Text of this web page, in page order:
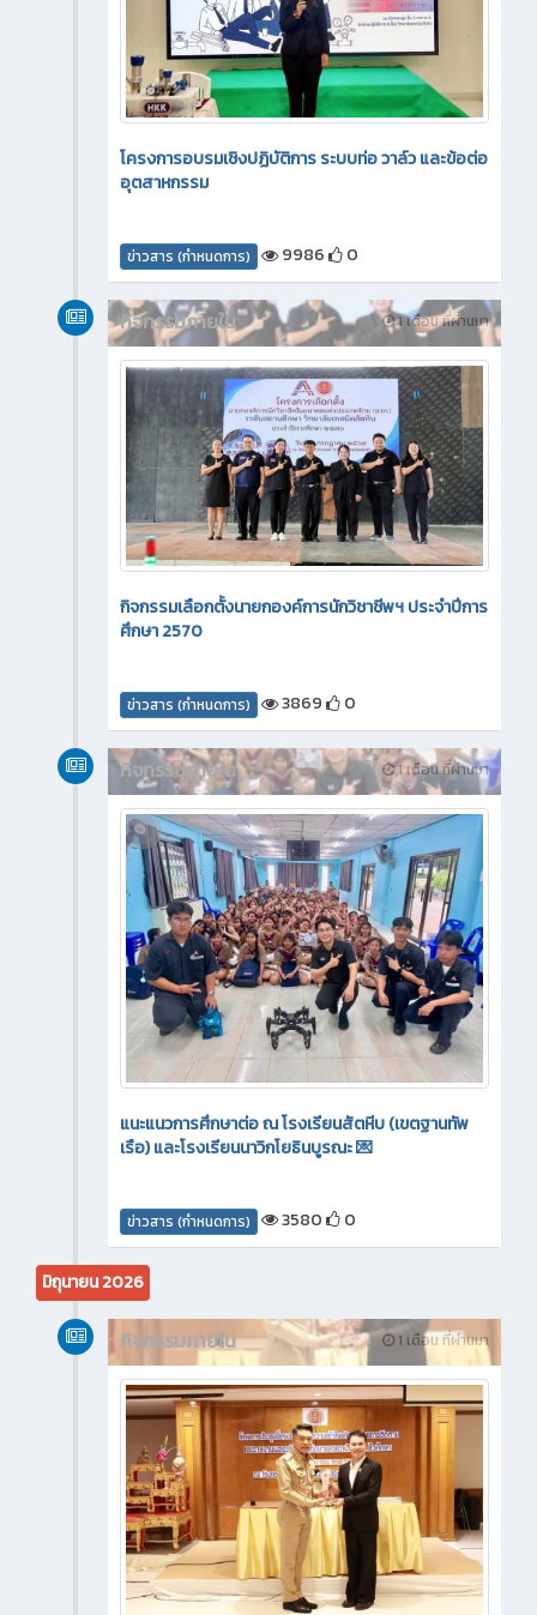
โครงการอบรมเชิงปฏิบัติการ ระบบท่อ วาล์ว และข้อต่อ
อุตสาหกรรม
ข่าวสาร (กำหนดการ) 9986 0
1 เดือน ที่ผ่านมา
กิจกรรมภายใน
กิจกรรมเลือกตั้งนายกองค์การนักวิชาชีพฯ ประจำปีการ
ศึกษา 2570
ข่าวสาร (กำหนดการ) 3869 0
1 เดือน ที่ผ่านมา
กิจกรรมภายใน
แนะแนวการศึกษาต่อ ณ โรงเรียนสัตหีบ (เขตฐานทัพ
เรือ) และโรงเรียนนาวิกโยธินบูรณะ 💌
ข่าวสาร (กำหนดการ) 3580 0
มิถุนายน 2026
1 เดือน ที่ผ่านมา
กิจกรรมภายใน